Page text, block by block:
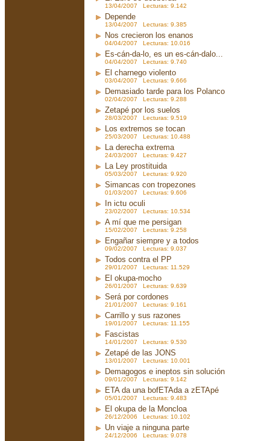
13/04/2007 Lecturas: 9.142
Depende
13/04/2007 Lecturas: 9.385
Nos crecieron los enanos
04/04/2007 Lecturas: 10.016
Es-cán-da-lo, es un es-cán-dalo...
04/04/2007 Lecturas: 9.740
El charnego violento
03/04/2007 Lecturas: 9.666
Demasiado tarde para los Polanco
02/04/2007 Lecturas: 9.288
Zetapé por los suelos
28/03/2007 Lecturas: 9.519
Los extremos se tocan
25/03/2007 Lecturas: 10.488
La derecha extrema
24/03/2007 Lecturas: 9.427
La Ley prostituida
05/03/2007 Lecturas: 9.920
Simancas con tropezones
01/03/2007 Lecturas: 9.606
In ictu oculi
23/02/2007 Lecturas: 10.534
A mí que me persigan
15/02/2007 Lecturas: 9.258
Engañar siempre y a todos
09/02/2007 Lecturas: 9.037
Todos contra el PP
29/01/2007 Lecturas: 11.529
El okupa-mocho
26/01/2007 Lecturas: 9.639
Será por cordones
21/01/2007 Lecturas: 9.161
Carrillo y sus razones
19/01/2007 Lecturas: 11.155
Fascistas
14/01/2007 Lecturas: 9.530
Zetapé de las JONS
13/01/2007 Lecturas: 10.001
Demagogos e ineptos sin solución
09/01/2007 Lecturas: 9.142
ETA da una bofETAda a zETApé
05/01/2007 Lecturas: 9.483
El okupa de la Moncloa
26/12/2006 Lecturas: 10.102
Un viaje a ninguna parte
24/12/2006 Lecturas: 9.078